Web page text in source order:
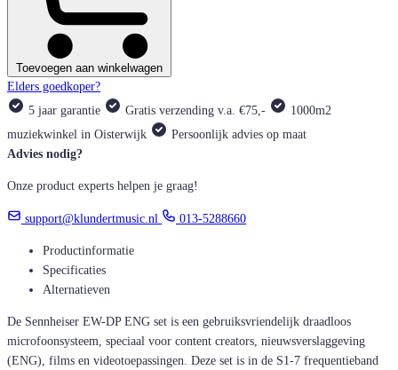
Toevoegen aan winkelwagen
Elders goedkoper?
5 jaar garantie
Gratis verzending v.a. €75,-
1000m2
muziekwinkel in Oisterwijk
Persoonlijk advies op maat
Advies nodig?
Onze product experts helpen je graag!
support@klundertmusic.nl 013-5288660
Productinformatie
Specificaties
Alternatieven
De Sennheiser EW-DP ENG set is een gebruiksvriendelijk draadloos
microfoonsysteem, speciaal voor content creators, nieuwsverslaggeving
(ENG), films en videotoepassingen. Deze set is in de S1-7 frequentieband